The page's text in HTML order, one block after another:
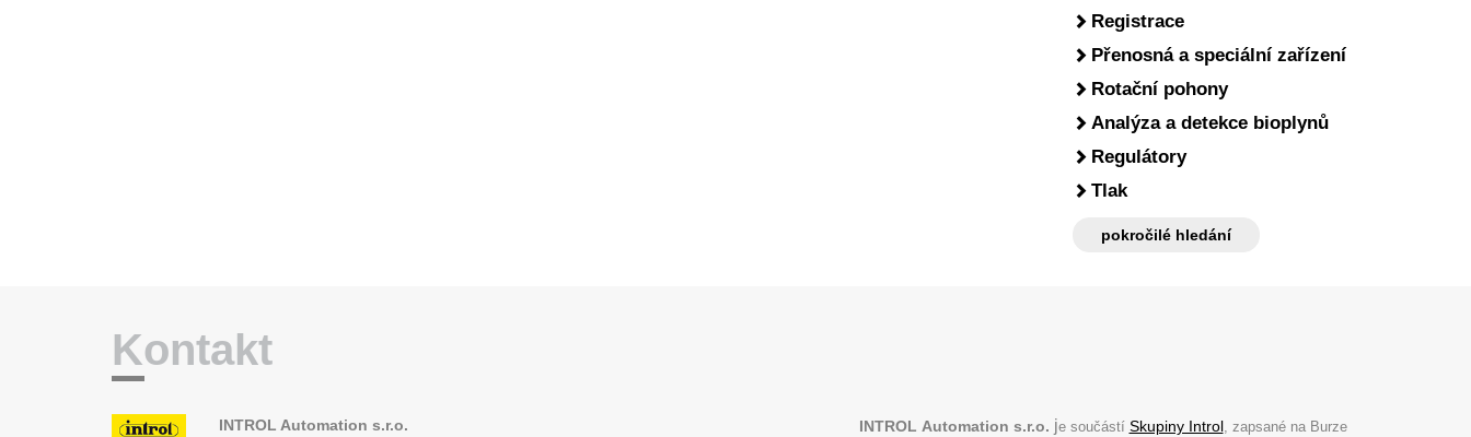
Registrace
Přenosná a speciální zařízení
Rotační pohony
Analýza a detekce bioplynů
Regulátory
Tlak
pokročilé hledání
Kontakt
INTROL Automation s.r.o.
INTROL Automation s.r.o. je součástí Skupiny Introl, zapsané na Burze